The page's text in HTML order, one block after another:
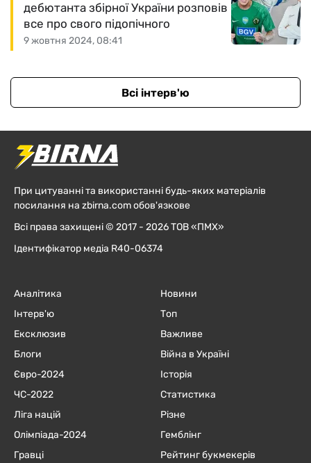
9 жовтня 2024, 08:41
дебютанта збірної України розповів
все про свого підопічного
Всі інтерв'ю
При цитуванні та використанні будь-яких матеріалів
посилання на zbirna.com обов'язкове
Всі права захищені © 2017 - 2026 ТОВ «ПМХ»
Ідентифікатор медіа R40-06374
Аналітика
Інтерв'ю
Ексклюзив
Блоги
Євро-2024
ЧC-2022
Ліга націй
Олімпіада-2024
Гравці
Новини
Топ
Важливе
Війна в Україні
Історія
Статистика
Різне
Гемблінг
Рейтинг букмекерів